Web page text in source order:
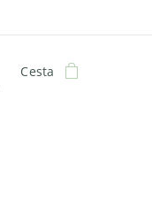
Cesta